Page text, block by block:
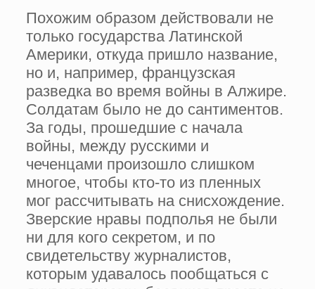
Похожим образом действовали не
только государства Латинской
Америки, откуда пришло название,
но и, например, французская
разведка во время войны в Алжире.
Солдатам было не до сантиментов.
За годы, прошедшие с начала
войны, между русскими и
чеченцами произошло слишком
многое, чтобы кто-то из пленных
мог рассчитывать на снисхождение.
Зверские нравы подполья не были
ни для кого секретом, и по
свидетельству журналистов,
которым удавалось пообщаться с